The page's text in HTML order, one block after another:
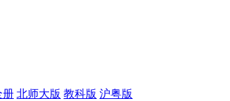
册 北师大版 教科版 沪粤版